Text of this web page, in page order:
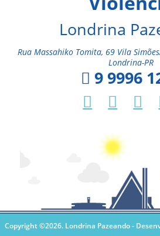
Londrina
Rua Massahiko Tomita, 69 Vila
Londrina-PR
9 9996
Copyright ©2026. Londrina Pazeando -